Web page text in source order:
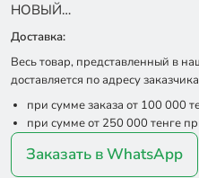
НОВЫЙ…
Доставка:
Весь товар, представленный в
доставляется по адресу
при сумме заказа от 100 000
при сумме от 250 000 тенге
Заказать в WhatsApp